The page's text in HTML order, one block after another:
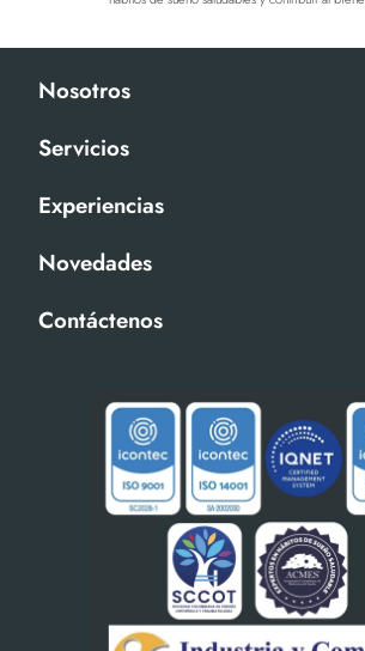
Nosotros
Servicios
Experiencias
Novedades
Contáctenos